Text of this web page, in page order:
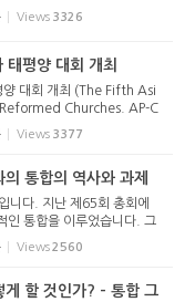
교류를 시작하면서 서로의
이른 것이 아니라 총회 임원
Views 3326
태평양 대회 개최
양 대회 개최 (The Fifth Asi
Churches. AP-C
월 13일(화)부터 16일(금)까
정병길 목사 시무)에서 제5
Views 3377
통합의 역사와 과제
니다. 지난 제65회 총회에
인 통합을 이루었습니다. 그
교류를 시작하면서 서로의
이른 것이 아니라 총회 임원
Views2560
게 할 것인가? - 통합 그